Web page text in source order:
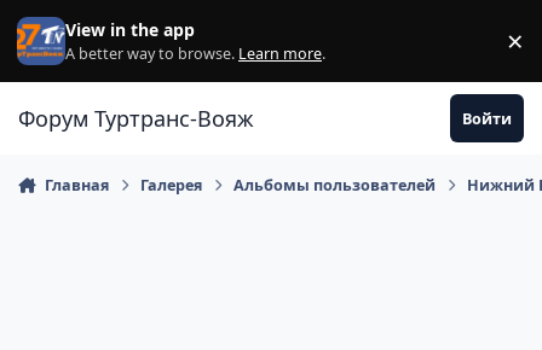
Перейти к содержанию
View in the app
A better way to browse. Learn more. ×
Форум Туртранс-Вояж Войти
Главная Галерея Альбомы пользователей Нижний